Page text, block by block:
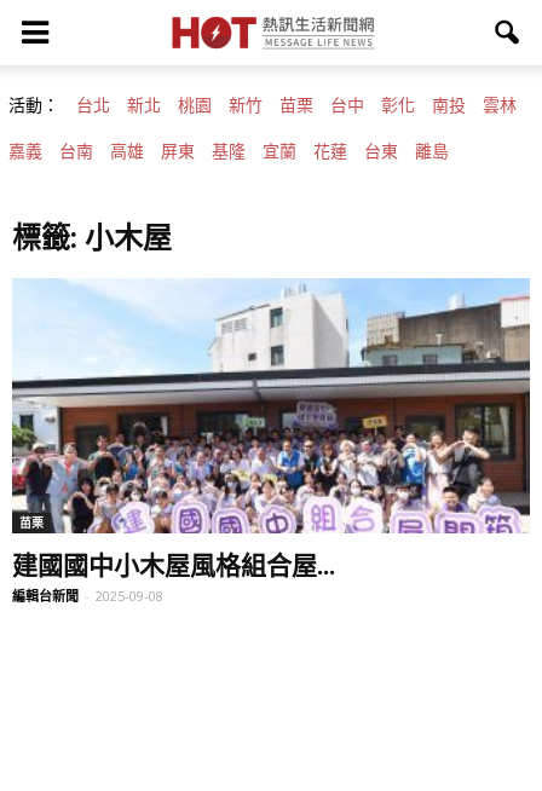
活動： 台北 新北 桃園 新竹 苗栗 台中 彰化 南投 雲林
嘉義 台南 高雄 屏東 基隆 宜蘭 花蓮 台東 離島
標籤: 小木屋
苗栗
建國國中小木屋風格組合屋...
編輯台新聞 - 2025-09-08